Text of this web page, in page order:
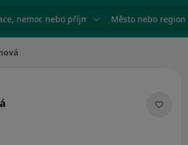
nemoc nebo příjmení Město nebo region